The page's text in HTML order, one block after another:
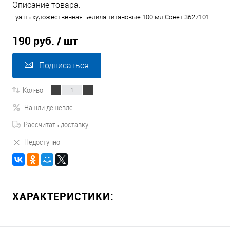
Описание товара:
Гуашь художественная Белила титановые 100 мл Сонет 3627101
190 руб. / шт
Подписаться
Кол-во:
Нашли дешевле
Рассчитать доставку
Недоступно
ХАРАКТЕРИСТИКИ: